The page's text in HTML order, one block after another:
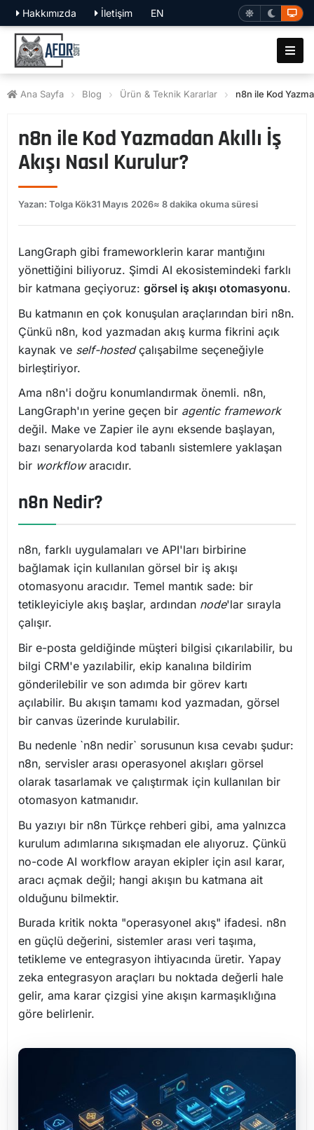
Hakkımızda İletişim EN
Ana Sayfa Blog Ürün & Teknik Kararlar n8n ile Kod
n8n ile Kod Yazmadan Akıllı İş
Akışı Nasıl Kurulur?
Yazan: Tolga Kök31 Mayıs 2026≈ 8 dakika okuma süresi
LangGraph gibi frameworklerin karar mantığını
yönettiğini biliyoruz. Şimdi AI ekosistemindeki farklı
bir katmana geçiyoruz: görsel iş akışı otomasyonu.
Bu katmanın en çok konuşulan araçlarından biri n8n.
Çünkü n8n, kod yazmadan akış kurma fikrini açık
kaynak ve self-hostedçalışabilme seçeneğiyle
birleştiriyor.
Ama n8n'i doğru konumlandırmak önemli. n8n,
LangGraph'ın yerine geçen bir agentic framework
değil. Make ve Zapier ile aynı eksende başlayan,
bazı senaryolarda kod tabanlı sistemlere yaklaşan
bir workflowaracıdır.
n8n Nedir?
n8n, farklı uygulamaları ve API'ları birbirine
bağlamak için kullanılan görsel bir iş akışı
otomasyonu aracıdır. Temel mantık sade: bir
tetikleyiciyle akış başlar, ardından node'lar sırayla
çalışır.
Bir e-posta geldiğinde müşteri bilgisi çıkarılabilir, bu
bilgi CRM'e yazılabilir, ekip kanalına bildirim
gönderilebilir ve son adımda bir görev kartı
açılabilir. Bu akışın tamamı kod yazmadan, görsel
bir canvas üzerinde kurulabilir.
Bu nedenle `n8n nedir` sorusunun kısa cevabı şudur:
n8n, servisler arası operasyonel akışları görsel
olarak tasarlamak ve çalıştırmak için kullanılan bir
otomasyon katmanıdır.
Bu yazıyı bir n8n Türkçe rehberi gibi, ama yalnızca
kurulum adımlarına sıkışmadan ele alıyoruz. Çünkü
no-code AI workflow arayan ekipler için asıl karar,
aracı açmak değil; hangi akışın bu katmana ait
olduğunu bilmektir.
Burada kritik nokta "operasyonel akış" ifadesi. n8n
en güçlü değerini, sistemler arası veri taşıma,
tetikleme ve entegrasyon ihtiyacında üretir. Yapay
zeka entegrasyon araçları bu noktada değerli hale
gelir, ama karar çizgisi yine akışın karmaşıklığına
göre belirlenir.